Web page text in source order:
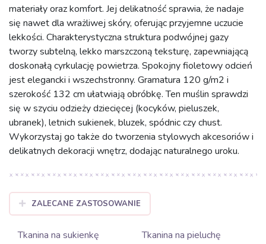
materiały oraz komfort. Jej delikatność sprawia, że nadaje
się nawet dla wrażliwej skóry, oferując przyjemne uczucie
lekkości. Charakterystyczna struktura podwójnej gazy
tworzy subtelną, lekko marszczoną teksturę, zapewniającą
doskonałą cyrkulację powietrza. Spokojny fioletowy odcień
jest elegancki i wszechstronny. Gramatura 120 g/m2 i
szerokość 132 cm ułatwiają obróbkę. Ten muślin sprawdzi
się w szyciu odzieży dziecięcej (kocyków, pieluszek,
ubranek), letnich sukienek, bluzek, spódnic czy chust.
Wykorzystaj go także do tworzenia stylowych akcesoriów i
delikatnych dekoracji wnętrz, dodając naturalnego uroku.
ZALECANE ZASTOSOWANIE
Tkanina na sukienkę
Tkanina na pieluchę